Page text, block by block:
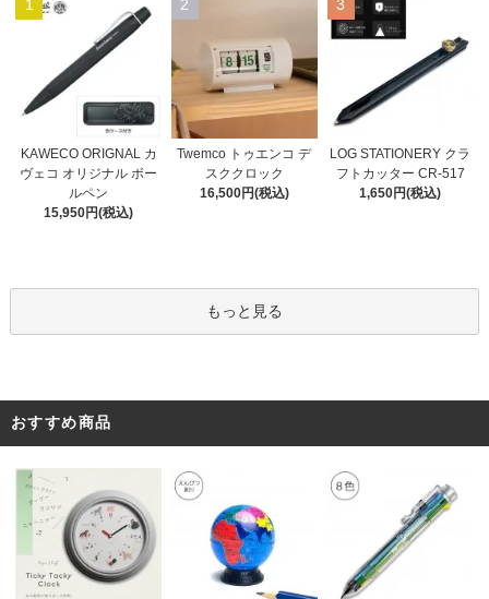
1
KAWECO ORIGNAL カ
ヴェコ オリジナル ボー
ルペン
15,950円(税込)
2
Twemco トゥエンコ デ
スククロック
16,500円(税込)
3
LOG STATIONERY クラ
フトカッター CR-517
1,650円(税込)
もっと見る
おすすめ商品